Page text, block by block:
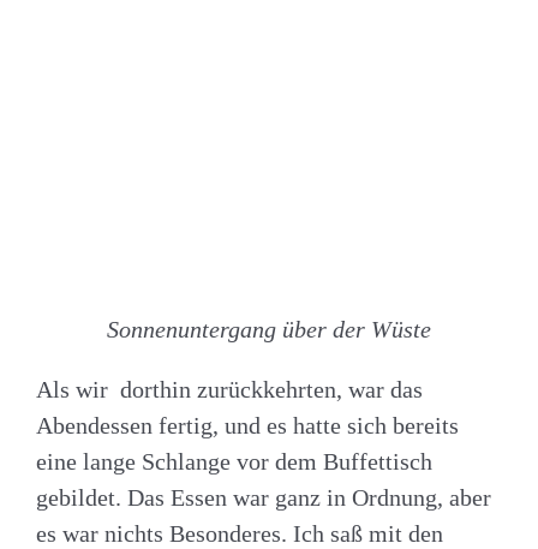
Sonnenuntergang über der Wüste
Als wir dorthin zurückkehrten, war das
Abendessen fertig, und es hatte sich bereits
eine lange Schlange vor dem Buffettisch
gebildet. Das Essen war ganz in Ordnung, aber
es war nichts Besonderes. Ich saß mit den